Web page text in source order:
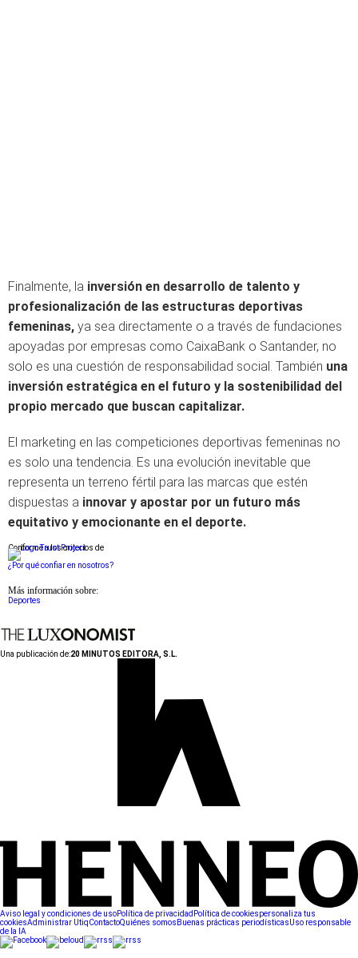
Finalmente, la inversión en desarrollo de talento y
profesionalización de las estructuras deportivas
femeninas, ya sea directamente o a través de fundaciones
apoyadas por empresas como CaixaBank o Santander, no
solo es una cuestión de responsabilidad social. También una
inversión estratégica en el futuro y la sostenibilidad del
propio mercado que buscan capitalizar.
El marketing en las competiciones deportivas femeninas no
es solo una tendencia. Es una evolución inevitable que
representa un terreno fértil para las marcas que estén
dispuestas a innovar y apostar por un futuro más
equitativo y emocionante en el deporte.
Conforme a los criterios de
¿Por qué confiar en nosotros?
Más información sobre:
Deportes
Una publicación de:20 MINUTOS EDITORA, S.L.
Aviso legal y condiciones de usoPolítica de privacidad Política de cookiespersonaliza tus
cookiesAdministrar UtiqContactoQuiénes somos Buenas prácticas periodísticasUso responsable
de la IA